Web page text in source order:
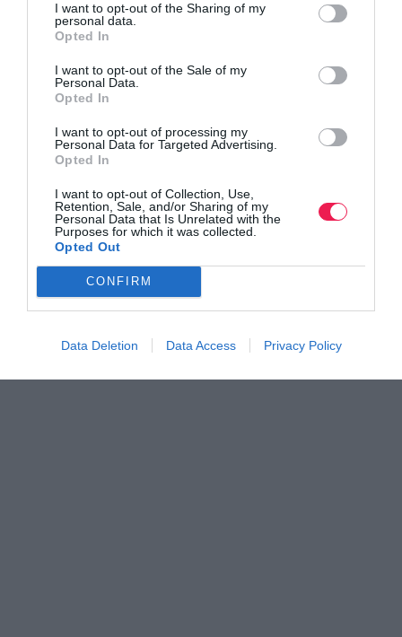
I want to opt-out of the Sharing of my
personal data.
Opted In
I want to opt-out of the Sale of my
Personal Data.
Opted In
I want to opt-out of processing my
Personal Data for Targeted Advertising.
Opted In
I want to opt-out of Collection, Use,
Retention, Sale, and/or Sharing of my
Personal Data that Is Unrelated with the
Purposes for which it was collected.
Opted Out
CONFIRM
Data Deletion Data Access Privacy Policy
Το 10ο επετειακό Spetses Mini Marathon είναι
γεγονός!